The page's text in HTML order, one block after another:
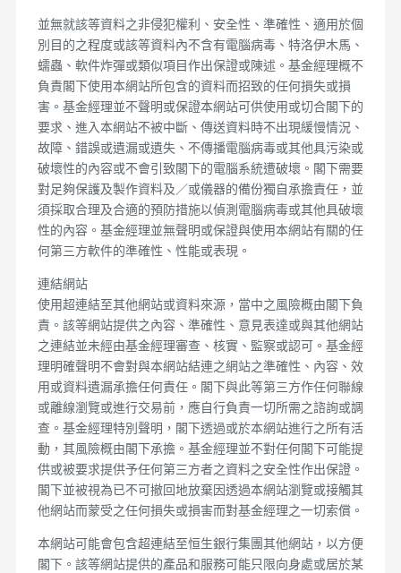
並無就該等資料之非侵犯權利、安全性、準確性、適用於個
別目的之程度或該等資料內不含有電腦病毒、特洛伊木馬、
蠕蟲、軟件炸彈或類似項目作出保證或陳述。基金經理概不
負責閣下使用本網站所包含的資料而招致的任何損失或損
害。基金經理並不聲明或保證本網站可供使用或切合閣下的
要求、進入本網站不被中斷、傳送資料時不出現緩慢情況、
故障、錯誤或遺漏或遺失、不傳播電腦病毒或其他具污染或
破壞性的內容或不會引致閣下的電腦系統遭破壞。閣下需要
對足夠保護及製作資料及／或儀器的備份獨自承擔責任，並
須採取合理及合適的預防措施以偵測電腦病毒或其他具破壞
性的內容。基金經理並無聲明或保證與使用本網站有關的任
何第三方軟件的準確性、性能或表現。
連結網站
使用超連結至其他網站或資料來源，當中之風險概由閣下負
責。該等網站提供之內容、準確性、意見表達或與其他網站
之連結並未經由基金經理審查、核實、監察或認可。基金經
理明確聲明不會對與本網站結連之網站之準確性、內容、效
用或資料遺漏承擔任何責任。閣下與此等第三方作任何聯線
或離線瀏覽或進行交易前，應自行負責一切所需之諮詢或調
查。基金經理特別聲明，閣下透過或於本網站進行之所有活
動，其風險概由閣下承擔。基金經理並不對任何閣下可能提
供或被要求提供予任何第三方者之資料之安全性作出保證。
閣下並被視為已不可撤回地放棄因透過本網站瀏覽或接觸其
他網站而蒙受之任何損失或損害而對基金經理之一切索償。
本網站可能會包含超連結至恒生銀行集團其他網站，以方便
閣下。該等網站提供的產品和服務可能只限向身處或居於某